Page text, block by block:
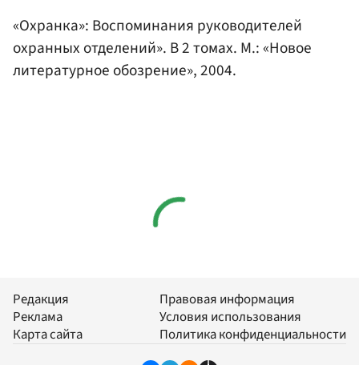
«Охранка»: Воспоминания руководителей
охранных отделений». В 2 томах. М.: «Новое
литературное обозрение», 2004.
Редакция
Реклама
Карта сайта
Правовая информация
Условия использования
Политика конфиденциальности